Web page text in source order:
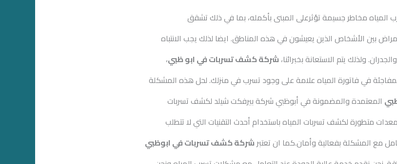
مخاطر جسيمة تؤثرعلى المبنى بأكمله، بما في ذلك تشقق
بين الأشخاص الذين يعيشون في هذه المناطق. ايضا لذلك يجب الانتباه
ولذلك يتم الاستعانة بخبرائنا، شركة كشف تسربات في ابو ظبي،
في فاتورة المياه علامة على وجود تسرب في منزلك. لحل هذه المشكلة
المعتمدة والمضمونة في أبوظبي شركة بيرفكت شيلد لكشف تسربات
متطورة لكشف تسربات المياه باستخدام أحدث التقنيات التي لا تتطلب
مع المشكلة بفعالية وأمان.كما ان تعتبرشركة كشف تسربات في ابوظبي